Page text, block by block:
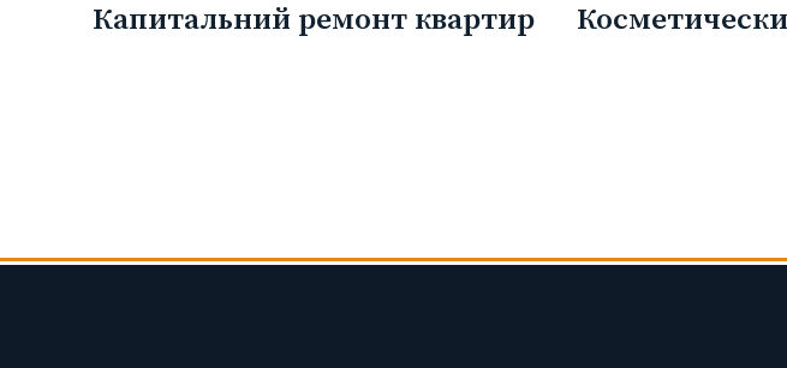
Капитальний ремонт квартир